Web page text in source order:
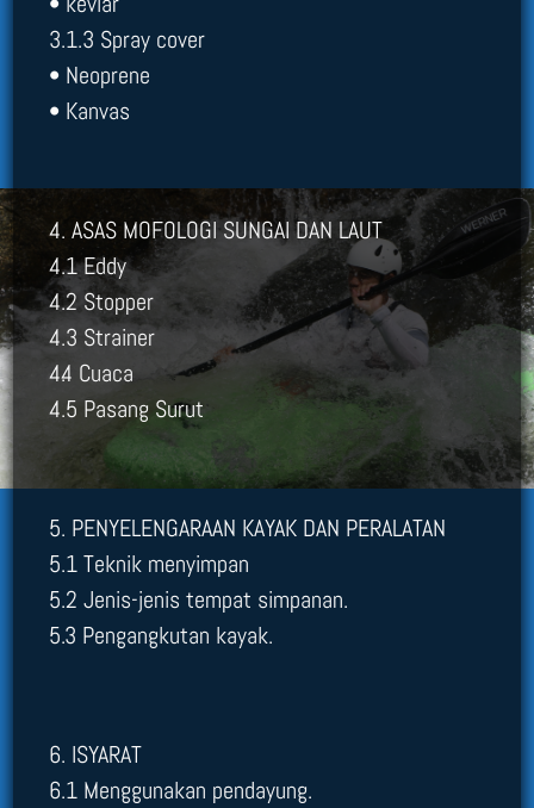
3.1.3 Spray cover
• Neoprene
• Kanvas
4. ASAS MOFOLOGI SUNGAI DAN LAUT
4.1 Eddy
4.2 Stopper
4.3 Strainer
4.4 Cuaca
4.5 Pasang Surut
5. PENYELENGARAAN KAYAK DAN PERALATAN
5.1 Teknik menyimpan
5.2 Jenis-jenis tempat simpanan.
5.3 Pengangkutan kayak.
6. ISYARAT
6.1 Menggunakan pendayung.